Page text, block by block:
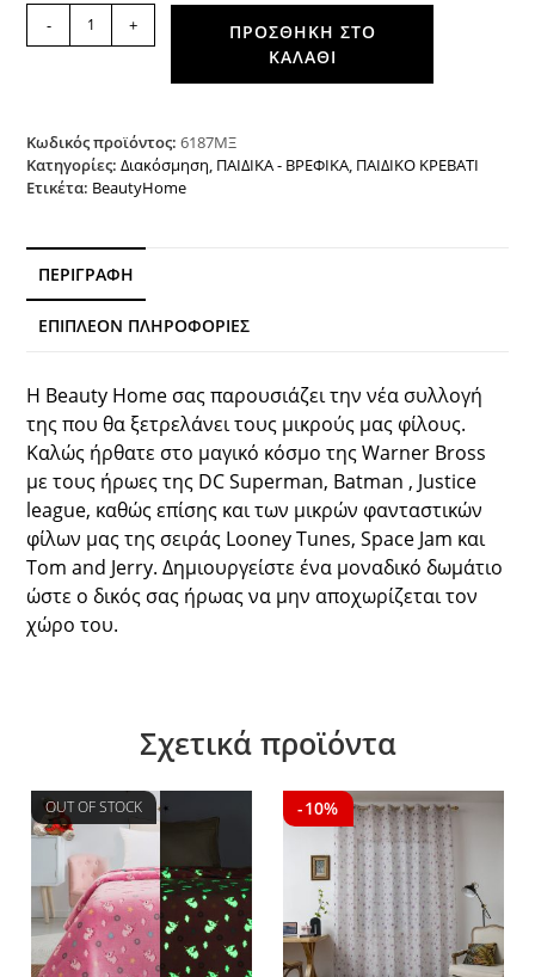
Μαξιλάρι
με
Superman
40x40
Μπλε
ποσότητα
- +
ΠΡΟΣΘΉΚΗ ΣΤΟ
ΚΑΛΆΘΙ
Κωδικός προϊόντος:6187ΜΞ
Κατηγορίες:Διακόσμηση, ΠΑΙΔΙΚΑ - ΒΡΕΦΙΚΑ, ΠΑΙΔΙΚΟ ΚΡΕΒΑΤΙ
Ετικέτα: BeautyHome
ΠΕΡΙΓΡΑΦΉ
ΕΠΙΠΛΈΟΝ ΠΛΗΡΟΦΟΡΊΕΣ
Η Beauty Home σας παρουσιάζει την νέα συλλογή
της που θα ξετρελάνει τους μικρούς μας φίλους.
Καλώς ήρθατε στο μαγικό κόσμο της Warner Bross
με τους ήρωες της DC Superman, Batman , Justice
league, καθώς επίσης και των μικρών φανταστικών
φίλων μας της σειράς Looney Tunes, Space Jam και
Tom and Jerry. Δημιουργείστε ένα μοναδικό δωμάτιο
ώστε ο δικός σας ήρωας να μην αποχωρίζεται τον
χώρο του.
Σχετικά προϊόντα
OUT OF STOCK -10%